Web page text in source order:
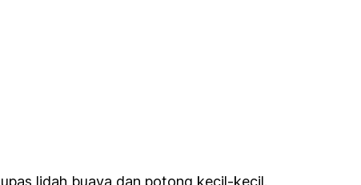
lidah buaya dan potong kecil-kecil.